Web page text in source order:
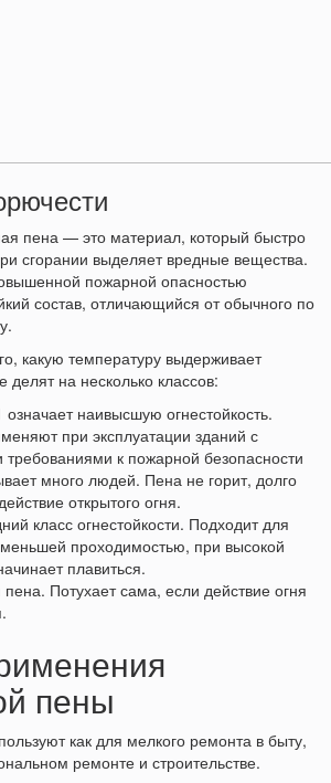
пена — это материал, который быстро
сгорании выделяет вредные вещества.
пожарной опасностью
состав, отличающийся от обычного по
какую температуру выдерживает
делят на несколько классов:
означает наивысшую огнестойкость.
при эксплуатации зданий с
к пожарной безопасности
много людей. Пена не горит, долго
открытого огня.
класс огнестойкости. Подходит для
проходимостью, при высокой
плавиться.
Потухает сама, если действие огня
пены
как для мелкого ремонта в быту,
ремонте и строительстве.